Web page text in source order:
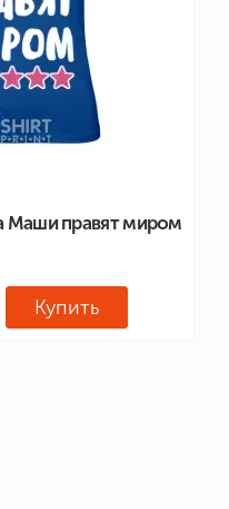
Маши правят миром
Купить